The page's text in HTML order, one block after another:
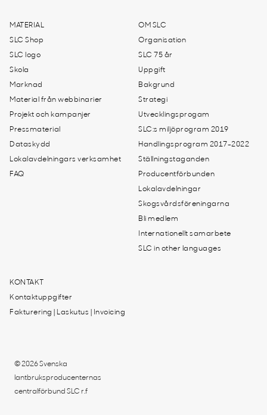
MATERIAL
SLC Shop
SLC logo
Skola
Marknad
Material från webbinarier
Projekt och kampanjer
Pressmaterial
Dataskydd
Lokalavdelningars verksamhet
FAQ
OM SLC
Organisation
SLC 75 år
Uppgift
Bakgrund
Strategi
Utvecklingsprogam
SLC:s miljöprogram 2019
Handlingsprogram 2017-2022
Ställningstaganden
Producentförbunden
Lokalavdelningar
Skogsvårdsföreningarna
Bli medlem
Internationellt samarbete
SLC in other languages
KONTAKT
Kontaktuppgifter
Fakturering | Laskutus | Invoicing
© 2026 Svenska
lantbruksproducenternas
centralförbund SLC r.f